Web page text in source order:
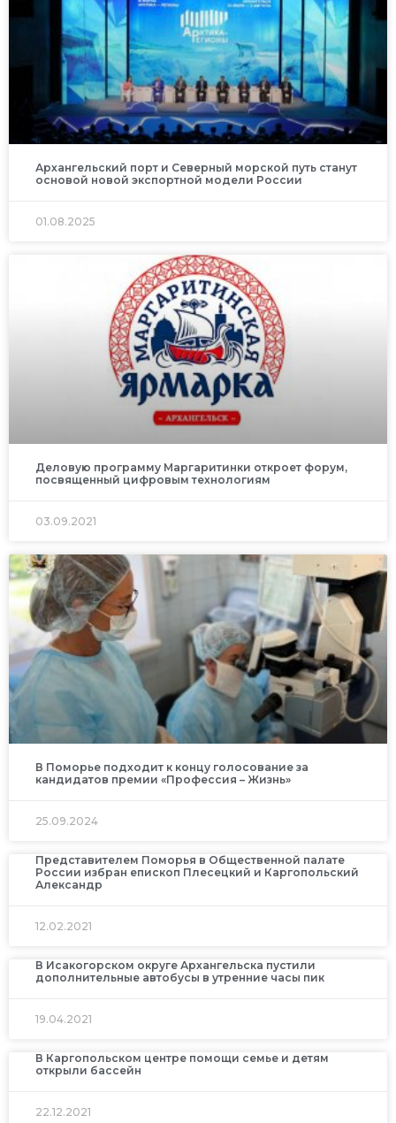
Архангельский порт и Северный морской путь станут
основой новой экспортной модели России
01.08.2025
Деловую программу Маргаритинки откроет форум,
посвященный цифровым технологиям
03.09.2021
В Поморье подходит к концу голосование за
кандидатов премии «Профессия – Жизнь»
25.09.2024
Представителем Поморья в Общественной палате
России избран епископ Плесецкий и Каргопольский
Александр
12.02.2021
В Исакогорском округе Архангельска пустили
дополнительные автобусы в утренние часы пик
19.04.2021
В Каргопольском центре помощи семье и детям
открыли бассейн
22.12.2021